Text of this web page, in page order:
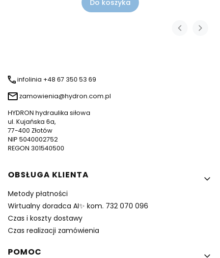
Do koszyka
infolinia +48 67 350 53 69
zamowienia@hydron.com.pl
HYDRON hydraulika siłowa
ul. Kujańska 6a,
77-400 Złotów
NIP 5040002752
REGON 301540500
Linki w stopce
OBSŁUGA KLIENTA
Metody płatności
Wirtualny doradca AI✨ kom. 732 070 096
Czas i koszty dostawy
Czas realizacji zamówienia
POMOC